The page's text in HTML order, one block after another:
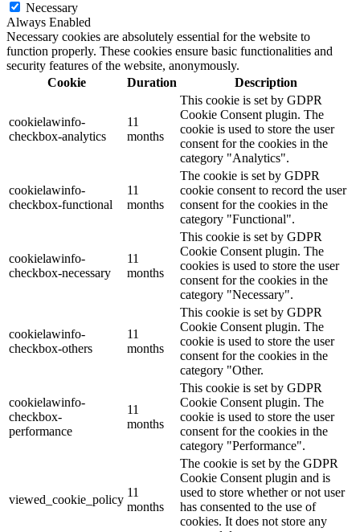
Necessary
Always Enabled
Necessary cookies are absolutely essential for the website to
function properly. These cookies ensure basic functionalities and
security features of the website, anonymously.
Cookie
Duration Description
cookielawinfo-
checkbox-analytics
11
months
This cookie is set by GDPR
Cookie Consent plugin. The
cookie is used to store the user
consent for the cookies in the
category "Analytics".
cookielawinfo-
checkbox-functional
11
months
The cookie is set by GDPR
cookie consent to record the user
consent for the cookies in the
category "Functional".
cookielawinfo-
checkbox-necessary
11
months
This cookie is set by GDPR
Cookie Consent plugin. The
cookies is used to store the user
consent for the cookies in the
category "Necessary".
cookielawinfo-
checkbox-others
11
months
This cookie is set by GDPR
Cookie Consent plugin. The
cookie is used to store the user
consent for the cookies in the
category "Other.
cookielawinfo-
checkbox-
performance
11
months
This cookie is set by GDPR
Cookie Consent plugin. The
cookie is used to store the user
consent for the cookies in the
category "Performance".
viewed_cookie_policy
11
months
The cookie is set by the GDPR
Cookie Consent plugin and is
used to store whether or not user
has consented to the use of
cookies. It does not store any